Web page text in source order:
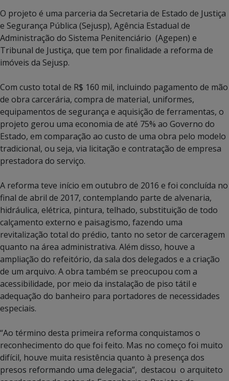
O projeto é uma parceria da Secretaria de Estado de Justiça
e Segurança Pública (Sejusp), Agência Estadual de
Administração do Sistema Penitenciário (Agepen) e
Tribunal de Justiça, que tem por finalidade a reforma de
imóveis da Sejusp.
Com custo total de R$ 160 mil, incluindo pagamento de mão
de obra carcerária, compra de material, uniformes,
equipamentos de segurança e aquisição de ferramentas, o
projeto gerou uma economia de até 75% ao Governo do
Estado, em comparação ao custo de uma obra pelo modelo
tradicional, ou seja, via licitação e contratação de empresa
prestadora do serviço.
A reforma teve início em outubro de 2016 e foi concluída no
final de abril de 2017, contemplando parte de alvenaria,
hidráulica, elétrica, pintura, telhado, substituição de todo
calçamento externo e paisagismo, fazendo uma
revitalização total do prédio, tanto no setor de carceragem
quanto na área administrativa. Além disso, houve a
ampliação do refeitório, da sala dos delegados e a criação
de um arquivo. A obra também se preocupou com a
acessibilidade, por meio da instalação de piso tátil e
adequação do banheiro para portadores de necessidades
especiais.
“Ao término desta primeira reforma conquistamos o
reconhecimento do que foi feito. Mas no começo foi muito
difícil, houve muita resistência quanto à presença dos
presos reformando uma delegacia”, destacou o arquiteto